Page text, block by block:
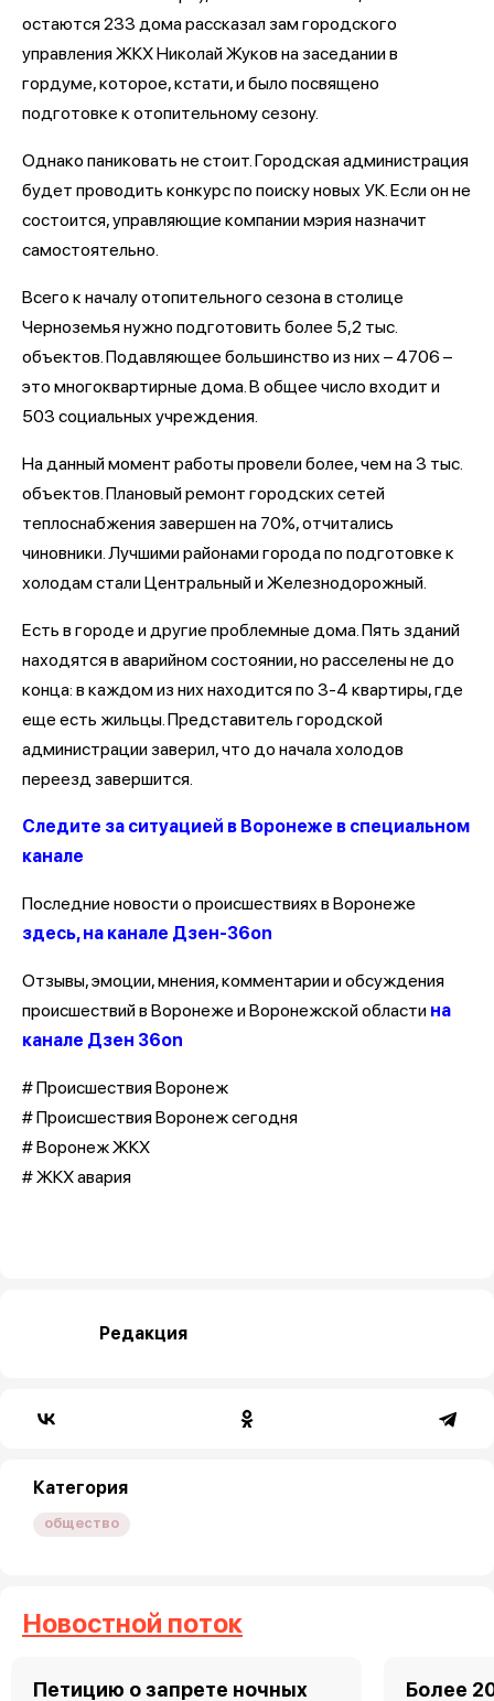
остаются 233 дома рассказал зам городского
управления ЖКХ Николай Жуков на заседании в
гордуме, которое, кстати, и было посвящено
подготовке к отопительному сезону.
Однако паниковать не стоит. Городская администрация
будет проводить конкурс по поиску новых УК. Если он не
состоится, управляющие компании мэрия назначит
самостоятельно.
Всего к началу отопительного сезона в столице
Черноземья нужно подготовить более 5,2 тыс.
объектов. Подавляющее большинство из них – 4706 –
это многоквартирные дома. В общее число входит и
503 социальных учреждения.
На данный момент работы провели более, чем на 3 тыс.
объектов. Плановый ремонт городских сетей
теплоснабжения завершен на 70%, отчитались
чиновники. Лучшими районами города по подготовке к
холодам стали Центральный и Железнодорожный.
Есть в городе и другие проблемные дома. Пять зданий
находятся в аварийном состоянии, но расселены не до
конца: в каждом из них находится по 3-4 квартиры, где
еще есть жильцы. Представитель городской
администрации заверил, что до начала холодов
переезд завершится.
Следите за ситуацией в Воронеже в специальном
канале
Последние новости о происшествиях в Воронеже
здесь, на канале Дзен-36on
Отзывы, эмоции, мнения, комментарии и обсуждения
происшествий в Воронеже и Воронежской области на
канале Дзен 36on
# Происшествия Воронеж
# Происшествия Воронеж сегодня
# Воронеж ЖКХ
# ЖКХ авария
Редакция
Категория
общество
Новостной поток
Петицию о запрете ночных
Более